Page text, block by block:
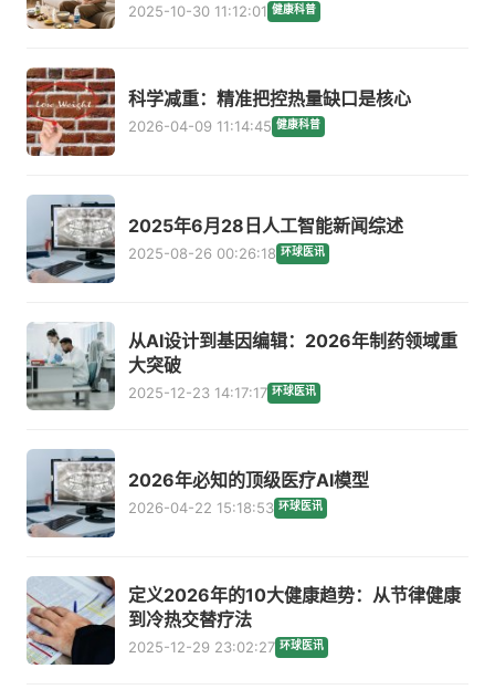
2025-10-30 11:12:01 健康科普
科学减重：精准把控热量缺口是核心
2026-04-09 11:14:45 健康科普
2025年6月28日人工智能新闻综述
2025-08-26 00:26:18 环球医讯
从AI设计到基因编辑：2026年制药领域重
大突破
2025-12-23 14:17:17 环球医讯
2026年必知的顶级医疗AI模型
2026-04-22 15:18:53 环球医讯
定义2026年的10大健康趋势：从节律健康
到冷热交替疗法
2025-12-29 23:02:27 环球医讯